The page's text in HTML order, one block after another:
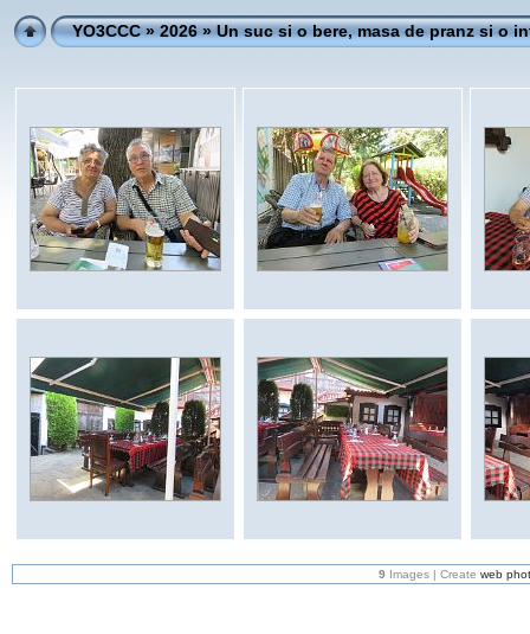
YO3CCC»2026» Un suc si o bere, masa de pranz si o
9 Images | Create web